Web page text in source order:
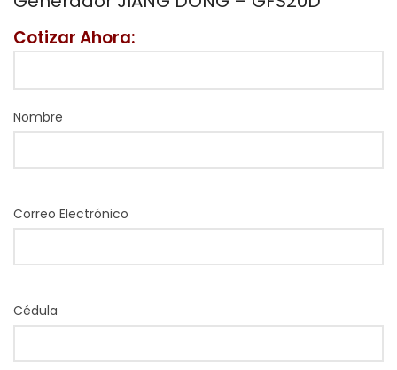
Cotizar Ahora:
Nombre
Correo Electrónico
Cédula